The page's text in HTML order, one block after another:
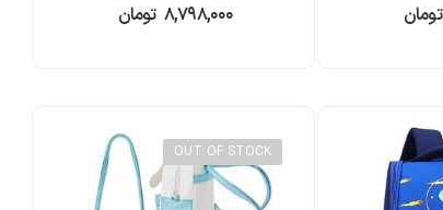
تومان ۸,۷۹۸,۰۰۰ تومان
OUT OF STOCK